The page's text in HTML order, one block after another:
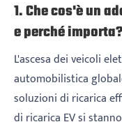
1. Che cos'è un
e perché importa?
L'ascesa dei veicoli
automobilistica
soluzioni di ricarica